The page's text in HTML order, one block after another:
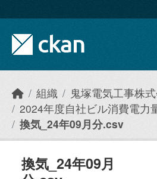
組織
鬼塚電気工事株
2024年度自社ビル消費電力
換気_24年09月分.csv
換気_24年09月